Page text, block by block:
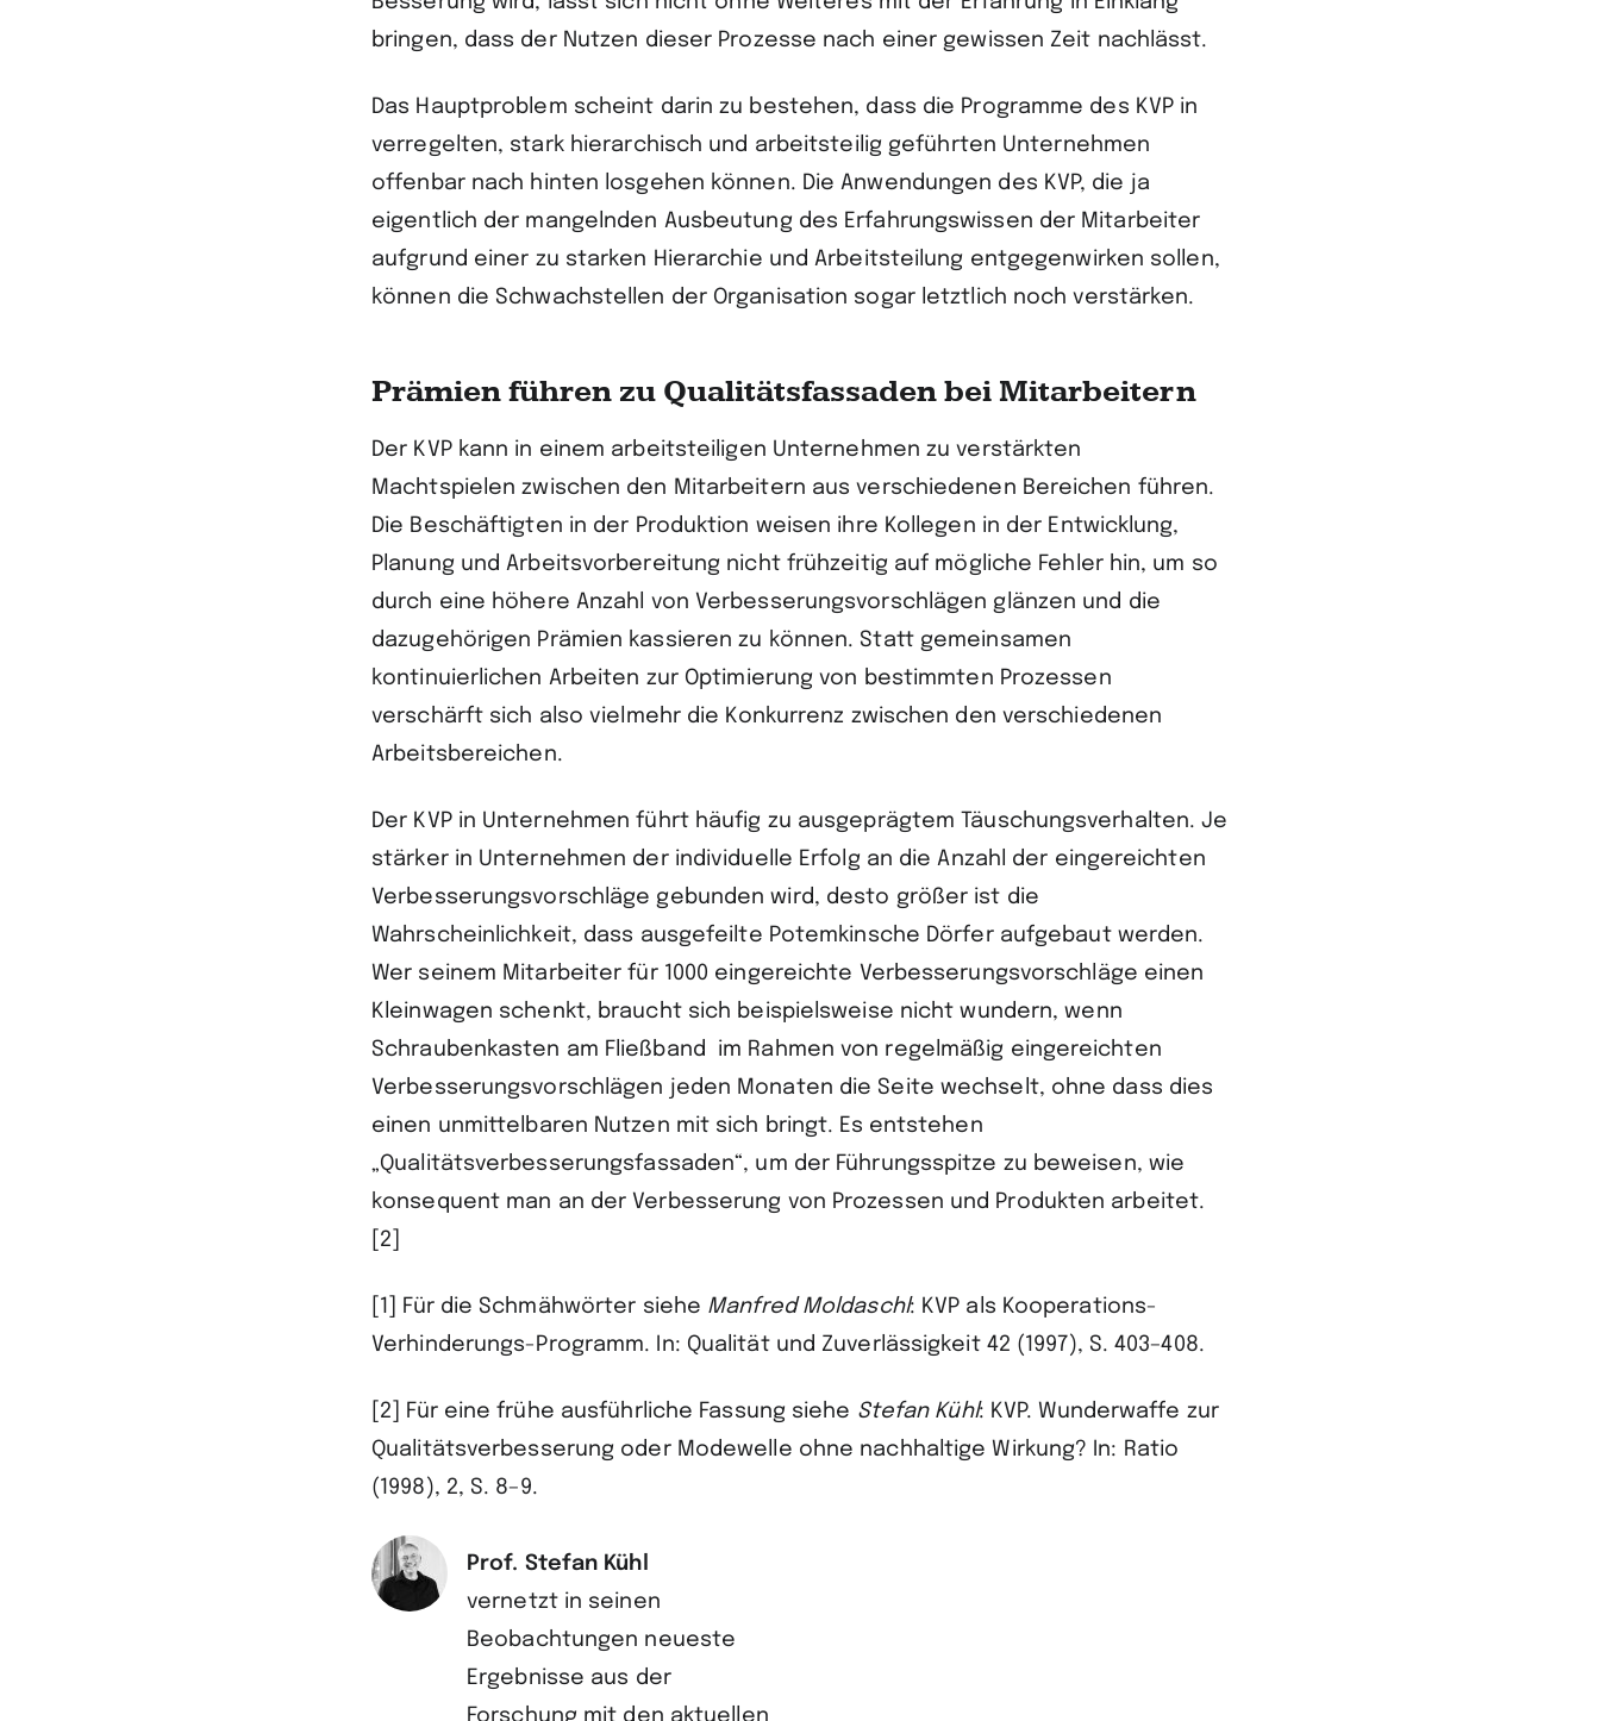
bringen, dass der Nutzen dieser Prozesse nach einer gewissen Zeit nachlässt.
Das Hauptproblem scheint darin zu bestehen, dass die Programme des KVP in
verregelten, stark hierarchisch und arbeitsteilig geführten Unternehmen
offenbar nach hinten losgehen können. Die Anwendungen des KVP, die ja
eigentlich der mangelnden Ausbeutung des Erfahrungswissen der Mitarbeiter
aufgrund einer zu starken Hierarchie und Arbeitsteilung entgegenwirken sollen,
können die Schwachstellen der Organisation sogar letztlich noch verstärken.
Prämien führen zu Qualitätsfassaden bei Mitarbeitern
Der KVP kann in einem arbeitsteiligen Unternehmen zu verstärkten
Machtspielen zwischen den Mitarbeitern aus verschiedenen Bereichen führen.
Die Beschäftigten in der Produktion weisen ihre Kollegen in der Entwicklung,
Planung und Arbeitsvorbereitung nicht frühzeitig auf mögliche Fehler hin, um so
durch eine höhere Anzahl von Verbesserungsvorschlägen glänzen und die
dazugehörigen Prämien kassieren zu können. Statt gemeinsamen
kontinuierlichen Arbeiten zur Optimierung von bestimmten Prozessen
verschärft sich also vielmehr die Konkurrenz zwischen den verschiedenen
Arbeitsbereichen.
Der KVP in Unternehmen führt häufig zu ausgeprägtem Täuschungsverhalten. Je
stärker in Unternehmen der individuelle Erfolg an die Anzahl der eingereichten
Verbesserungsvorschläge gebunden wird, desto größer ist die
Wahrscheinlichkeit, dass ausgefeilte Potemkinsche Dörfer aufgebaut werden.
Wer seinem Mitarbeiter für 1000 eingereichte Verbesserungsvorschläge einen
Kleinwagen schenkt, braucht sich beispielsweise nicht wundern, wenn
Schraubenkasten am Fließband im Rahmen von regelmäßig eingereichten
Verbesserungsvorschlägen jeden Monaten die Seite wechselt, ohne dass dies
einen unmittelbaren Nutzen mit sich bringt. Es entstehen
„Qualitätsverbesserungsfassaden“, um der Führungsspitze zu beweisen, wie
konsequent man an der Verbesserung von Prozessen und Produkten arbeitet.
[2]
[1] Für die Schmähwörter siehe Manfred Moldaschl: KVP als Kooperations-
Verhinderungs-Programm. In: Qualität und Zuverlässigkeit 42 (1997), S. 403–408.
[2] Für eine frühe ausführliche Fassung siehe Stefan Kühl: KVP. Wunderwaffe zur
Qualitätsverbesserung oder Modewelle ohne nachhaltige Wirkung? In: Ratio
(1998), 2, S. 8–9.
Prof. Stefan Kühl
vernetzt in seinen
Beobachtungen neueste
Ergebnisse aus der
Forschung mit den aktuellen